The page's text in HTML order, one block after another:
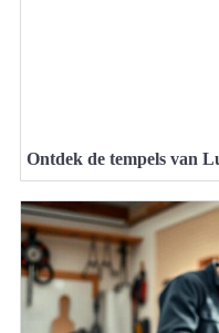
Ontdek de tempels van